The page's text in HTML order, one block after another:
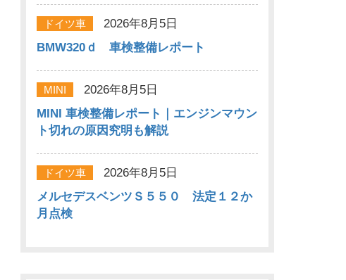
ドイツ車
2026年8月5日
BMW320ｄ 車検整備レポート
MINI
2026年8月5日
MINI 車検整備レポート｜エンジンマウン
ト切れの原因究明も解説
ドイツ車
2026年8月5日
メルセデスベンツＳ５５０ 法定１２か
月点検